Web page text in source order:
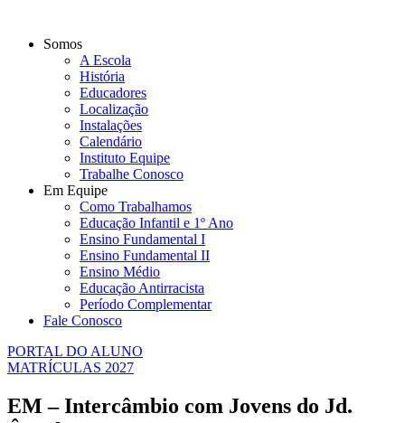
Somos
A Escola
História
Educadores
Localização
Instalações
Calendário
Instituto Equipe
Trabalhe Conosco
Em Equipe
Como Trabalhamos
Educação Infantil e 1º Ano
Ensino Fundamental I
Ensino Fundamental II
Ensino Médio
Educação Antirracista
Período Complementar
Fale Conosco
PORTAL DO ALUNO
MATRÍCULAS 2027
EM – Intercâmbio com Jovens do Jd.